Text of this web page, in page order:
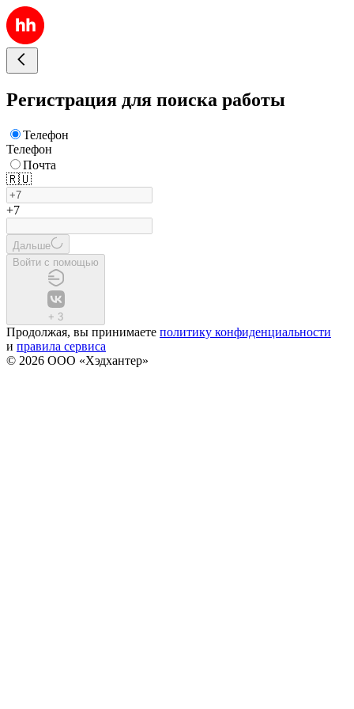
Регистрация для поиска работы
Телефон
Телефон
Почта
🇷🇺
+7
Дальше
Войти с помощью
+ 3
Продолжая, вы принимаете политику конфиденциальности
и правила сервиса
© 2026 ООО «Хэдхантер»